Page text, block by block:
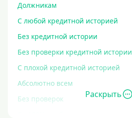
Должникам
С любой кредитной историей
Без кредитной истории
Без проверки кредитной истории
С плохой кредитной историей
Абсолютно всем
Без проверок
Раскрыть